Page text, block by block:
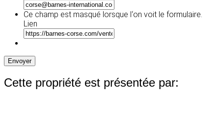
Ce champ est masqué lorsque l‘on voit le formulaire.
Lien
Envoyer
Cette propriété est présentée par: